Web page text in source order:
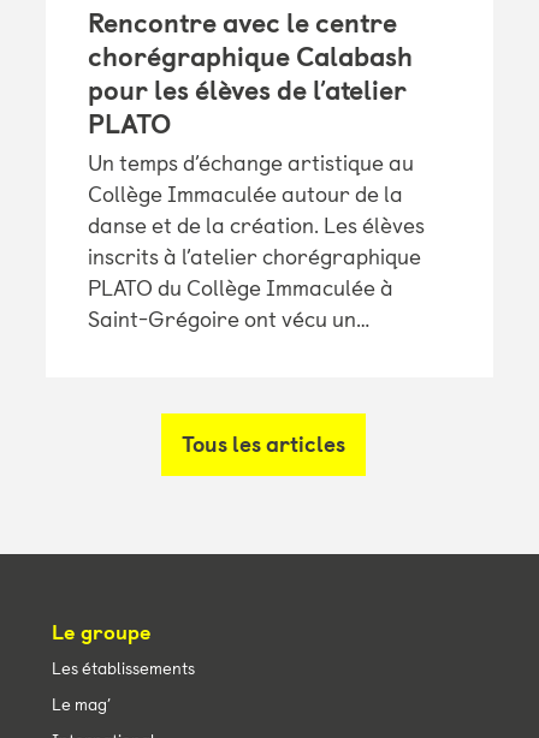
Rencontre avec le centre
chorégraphique Calabash
pour les élèves de l’atelier
PLATO
Un temps d’échange artistique au
Collège Immaculée autour de la
danse et de la création. Les élèves
inscrits à l’atelier chorégraphique
PLATO du Collège Immaculée à
Saint-Grégoire ont vécu un…
Tous les articles
Le groupe
Les établissements
Le mag’